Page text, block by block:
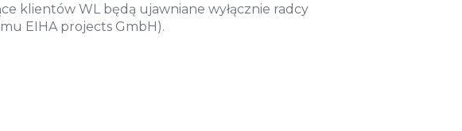
klientów WL będą ujawniane wyłącznie radcy
EIHA projects GmbH).